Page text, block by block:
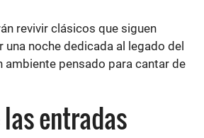
revivir clásicos que siguen
noche dedicada al legado del
ambiente pensado para cantar de
entradas